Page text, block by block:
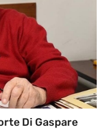
Di Gaspare